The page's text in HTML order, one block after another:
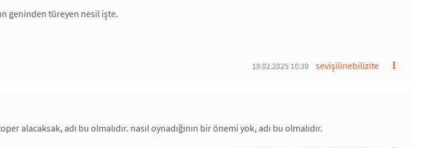
geninden türeyen nesil işte.
sevişilinebilizite
19.02.2025 10:39
alacaksak, adı bu olmalıdır. nasıl oynadığının bir önemi yok, adı bu olmalıdır.